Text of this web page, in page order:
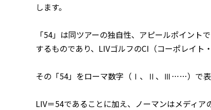
します。
「54」は同ツアーの独自性、アピールポイン
するものであり、LIVゴルフのCI（コーポレイト
その「54」をローマ数字（Ⅰ、Ⅱ、Ⅲ……）で表
LIV＝54であることに加え、ノーマンはメディ